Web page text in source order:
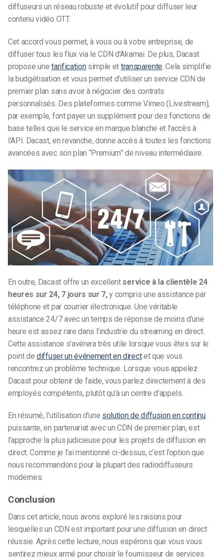
diffuseurs un réseau robuste et évolutif pour diffuser leur
contenu vidéo OTT.
Cet accord vous permet, à vous ou à votre entreprise, de
diffuser tous les flux via le CDN d’Akamai. De plus, Dacast
propose unetarificationsimple et transparente. Cela simplifie
la budgétisation et vous permet d’utiliser un service CDN de
premier plan sans avoir à négocier des contrats
personnalisés. Des plateformes comme Vimeo (Livestream),
par exemple, font payer un supplément pour des fonctions de
base telles que le service en marque blanche et l’accès à
l’API. Dacast, en revanche, donne accès à toutes les fonctions
avancées avec son plan “Premium” de niveau intermédiaire.
En outre, Dacast offre un excellent service à la clientèle 24
heures sur 24, 7 jours sur 7,y compris une assistance par
téléphone et par courrier électronique. Une véritable
assistance 24/7 avec un temps de réponse de moins d’une
heure est assez rare dans l’industrie du streaming en direct.
Cette assistance s’avérera très utile lorsque vous êtes sur le
point dediffuser un événement en directet que vous
rencontrez un problème technique. Lorsque vous appelez
Dacast pour obtenir de l’aide, vous parlez directement à des
employés compétents, plutôt qu’à un centre d’appels.
En résumé, l’utilisation d’une solution de diffusion en continu
puissante, en partenariat avec un CDN de premier plan, est
l’approche la plus judicieuse pour les projets de diffusion en
direct. Comme je l’ai mentionné ci-dessus, c’est l’option que
nous recommandons pour la plupart des radiodiffuseurs
modernes.
Conclusion
Dans cet article, nous avons exploré les raisons pour
lesquelles un CDN est important pour une diffusion en direct
réussie. Après cette lecture, nous espérons que vous vous
sentirez mieux armé pour choisir le fournisseur de services